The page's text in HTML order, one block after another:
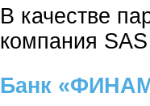
В качестве
компания SAS
Банк